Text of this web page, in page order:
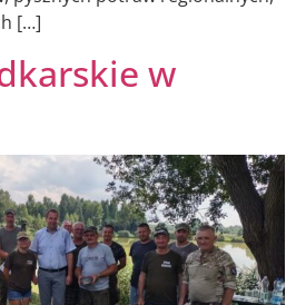
[…]
w